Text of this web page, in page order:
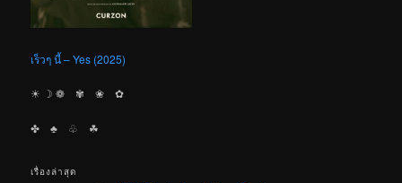
เร็วๆ นี้ – Yes (2025)
☀︎ ☽ ❁ ✾ ❀ ✿
✤ ♣︎ ♧ ☘︎
เรื่องล่าสุด